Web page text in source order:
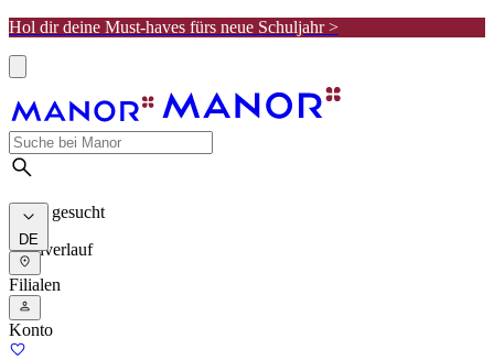
Hol dir deine Must-haves fürs neue Schuljahr >
Meist gesucht
Suchverlauf
DE
Filialen
Konto